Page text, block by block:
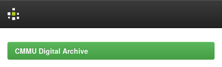
navigationCMMU Digital Archive